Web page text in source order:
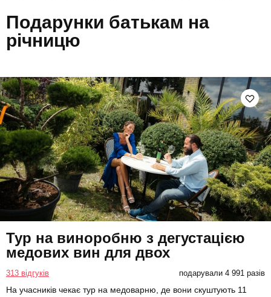
Подарунки батькам на
річницю
Тур на виноробню з дегустацією
медових вин для двох
313 відгуків подарували 4 991 разів
На учасників чекає тур на медоварню, де вони скуштують 11